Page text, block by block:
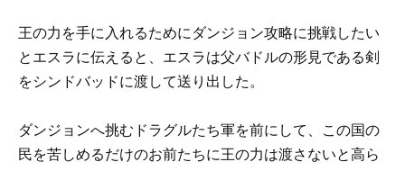
王の力を手に入れるためにダンジョン攻略に挑戦したい
とエスラに伝えると、エスラは父バドルの形見である剣
をシンドバッドに渡して送り出した。
ダンジョンへ挑むドラグルたち軍を前にして、この国の
民を苦しめるだけのお前たちに王の力は渡さないと高ら